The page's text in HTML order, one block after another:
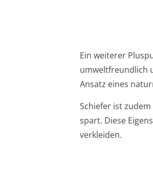
Ein weiterer
umweltfreundlich
Ansatz eines
Schiefer ist
spart. Diese
verkleiden.